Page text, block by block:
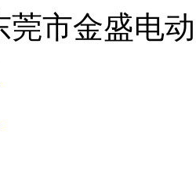
莞市金盛电